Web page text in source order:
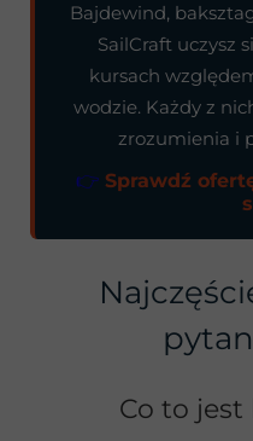
Co to
Bajdewind,
SailCraft uczysz
kursach
wodzie. Każdy z
zrozumienia i
👉 Sprawdź